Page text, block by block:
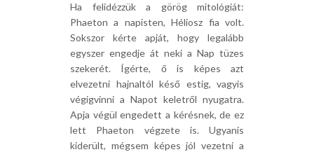
Ha felidézzük a görög mitológiát:
Phaeton a napisten, Héliosz fia volt.
Sokszor kérte apját, hogy legalább
egyszer engedje át neki a Nap tüzes
szekerét. Ígérte, ő is képes azt
elvezetni hajnaltól késő estig, vagyis
végigvinni a Napot keletről nyugatra.
Apja végül engedett a kérésnek, de ez
lett Phaeton végzete is. Ugyanis
kiderült, mégsem képes jól vezetni a